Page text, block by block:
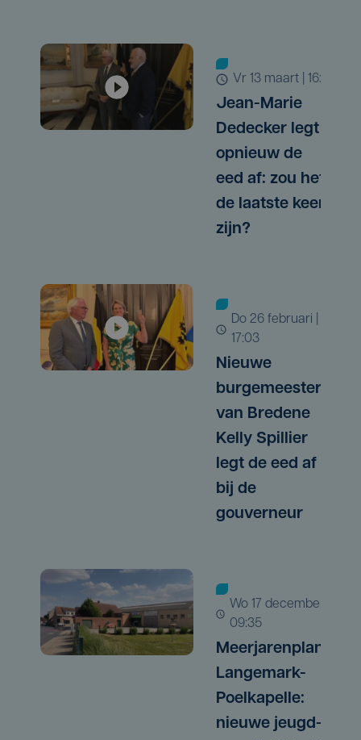
vr 13 maart | 16:17
Jean-Marie
Dedecker legt
opnieuw de
eed af: zou het
de laatste keer
zijn?
do 26 februari |
17:03
Nieuwe
burgemeester
van Bredene
Kelly Spillier
legt de eed af
bij de
gouverneur
wo 17 december |
09:35
Meerjarenplan
Langemark-
Poelkapelle:
nieuwe jeugd-